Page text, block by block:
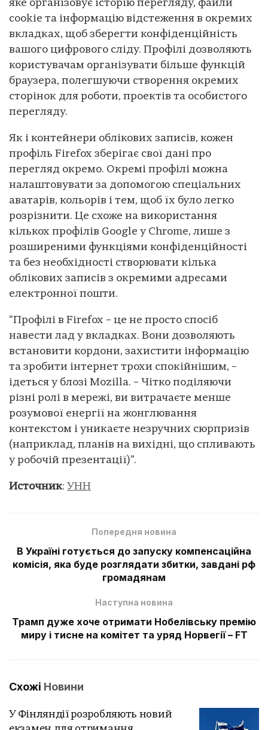
яке організовує історію перегляду, файли
cookie та інформацію відстеження в окремих
вкладках, щоб зберегти конфіденційність
вашого цифрового сліду. Профілі дозволяють
користувачам організувати більше функцій
браузера, полегшуючи створення окремих
сторінок для роботи, проектів та особистого
перегляду.
Як і контейнери облікових записів, кожен
профіль Firefox зберігає свої дані про
перегляд окремо. Окремі профілі можна
налаштовувати за допомогою спеціальних
аватарів, кольорів і тем, щоб їх було легко
розрізнити. Це схоже на використання
кількох профілів Google у Chrome, лише з
розширеними функціями конфіденційності
та без необхідності створювати кілька
облікових записів з окремими адресами
електронної пошти.
“Профілі в Firefox – це не просто спосіб
навести лад у вкладках. Вони дозволяють
встановити кордони, захистити інформацію
та зробити інтернет трохи спокійнішим, –
ідеться у блозі Mozilla. – Чітко поділяючи
різні ролі в мережі, ви витрачаєте менше
розумової енергії на жонглювання
контекстом і уникаєте незручних сюрпризів
(наприклад, планів на вихідні, що спливають
у робочій презентації)”.
Источник: УНН
Попередня новина
В Україні готується до запуску компенсаційна
комісія, яка буде розглядати збитки, завдані рф
громадянам
Наступна новина
Трамп дуже хоче отримати Нобелівську премію
миру і тисне на комітет та уряд Норвегії – FT
Схожі Новини
У Фінляндії розробляють новий